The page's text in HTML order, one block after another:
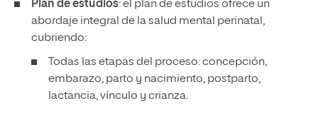
Plan de estudios: el plan de estudios ofrece un
abordaje integral de la salud mental perinatal,
cubriendo:
Todas las etapas del proceso: concepción,
embarazo, parto y nacimiento, postparto,
lactancia, vínculo y crianza.